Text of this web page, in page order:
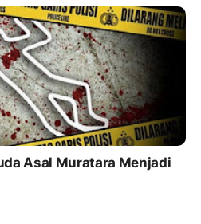
Asal Muratara Menjadi